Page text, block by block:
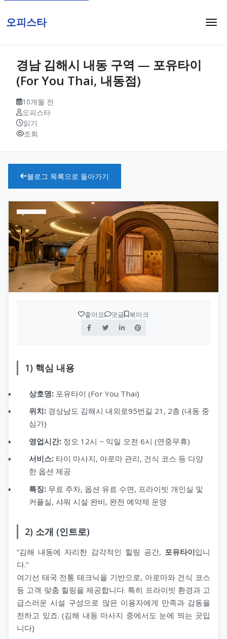
오피스타
경남 김해시 내동 구역 — 포유타이
(For You Thai, 내동점)
10개월 전
오피스타
읽기
조회
블로그 목록으로 돌아가기
좋아요 댓글 북마크
1) 핵심 내용
상호명: 포유타이 (For You Thai)
위치: 경상남도 김해시 내외로95번길 21, 2층 (내동 중
심가)
영업시간: 정오 12시 ~ 익일 오전 6시 (연중무휴)
서비스: 타이 마사지, 아로마 관리, 건식 코스 등 다양
한 옵션 제공
특징: 무료 주차, 옵션 유료 수면, 프라이빗 개인실 및
커플실, 샤워 시설 완비, 완전 예약제 운영
2) 소개 (인트로)
“김해 내동에 자리한 감각적인 힐링 공간, 포유타이입니
다.”
여기선 태국 전통 테크닉을 기반으로, 아로마와 건식 코스
등 고객 맞춤 힐링을 제공합니다. 특히 프라이빗 환경과 고
급스러운 시설 구성으로 많은 이용자에게 만족과 감동을
전하고 있죠. (김해 내동 마사지 중에서도 눈에 띄는 곳입
니다)